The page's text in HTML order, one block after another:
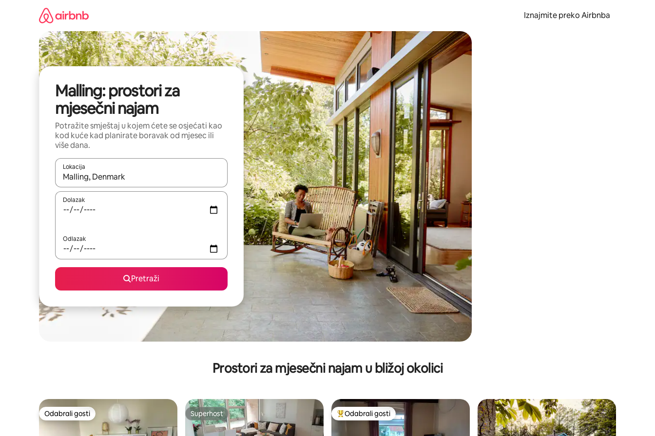
Iznajmite preko Airbnba
Malling: prostori za
mjesečni najam
Potražite smještaj u kojem ćete se osjećati kao
kod kuće kad planirate boravak od mjesec ili
više dana.
Lokacija
Kada budu dostupni rezultati, moći ćete ih pregledati koristeći se strelicama prema gore i prema dolje, kao i dodirom ili prelaskom prstom po zaslonu.
Dolazak
Odlazak
Pretraži
Prostori za mjesečni najam u bližoj okolici
Odabrali gosti
Odabrali gosti Superhost
Superhost Među najviše rangiranima s oznakom „Odabrali gosti”
Odabrali gosti